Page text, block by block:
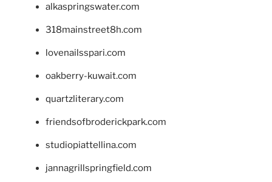
alkaspringswater.com
318mainstreet8h.com
lovenailsspari.com
oakberry-kuwait.com
quartzliterary.com
friendsofbroderickpark.com
studiopiattellina.com
jannagrillspringfield.com